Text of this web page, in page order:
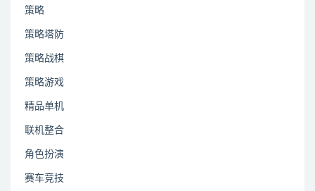
策略
策略塔防
策略战棋
策略游戏
精品单机
联机整合
角色扮演
赛车竞技